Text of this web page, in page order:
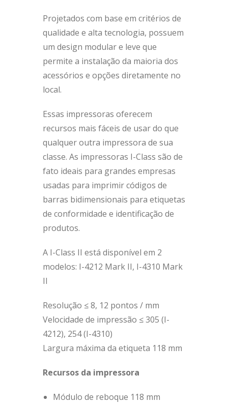
Projetados com base em critérios de
qualidade e alta tecnologia, possuem
um design modular e leve que
permite a instalação da maioria dos
acessórios e opções diretamente no
local.
Essas impressoras oferecem
recursos mais fáceis de usar do que
qualquer outra impressora de sua
classe. As impressoras I-Class são de
fato ideais para grandes empresas
usadas para imprimir códigos de
barras bidimensionais para etiquetas
de conformidade e identificação de
produtos.
A I-Class II está disponível em 2
modelos: I-4212 Mark II, I-4310 Mark
II
Resolução ≤ 8, 12 pontos / mm
Velocidade de impressão ≤ 305 (I-
4212), 254 (I-4310)
Largura máxima da etiqueta 118 mm
Recursos da impressora
Módulo de reboque 118 mm